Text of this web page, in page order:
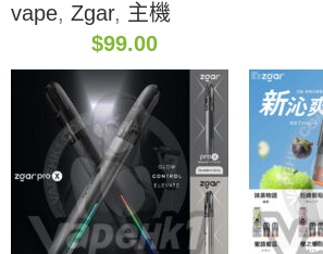
vape, Zgar, 主機
$99.00